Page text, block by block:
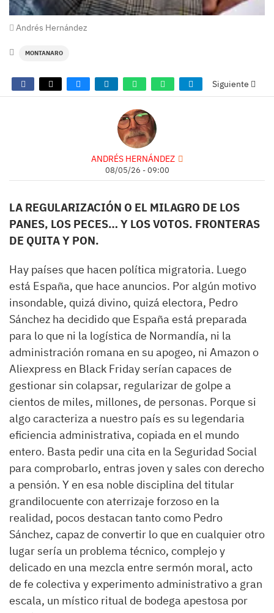
Andrés Hernández
MONTANARO
Siguiente
ANDRÉS HERNÁNDEZ
08/05/26 - 09:00
LA REGULARIZACIÓN O EL MILAGRO DE LOS
PANES, LOS PECES… Y LOS VOTOS. FRONTERAS
DE QUITA Y PON.
Hay países que hacen política migratoria. Luego
está España, que hace anuncios. Por algún motivo
insondable, quizá divino, quizá electora, Pedro
Sánchez ha decidido que España está preparada
para lo que ni la logística de Normandía, ni la
administración romana en su apogeo, ni Amazon o
Aliexpress en Black Friday serían capaces de
gestionar sin colapsar, regularizar de golpe a
cientos de miles, millones, de personas. Porque si
algo caracteriza a nuestro país es su legendaria
eficiencia administrativa, copiada en el mundo
entero. Basta pedir una cita en la Seguridad Social
para comprobarlo, entras joven y sales con derecho
a pensión. Y en esa noble disciplina del titular
grandilocuente con aterrizaje forzoso en la
realidad, pocos destacan tanto como Pedro
Sánchez, capaz de convertir lo que en cualquier otro
lugar sería un problema técnico, complejo y
delicado en una mezcla entre sermón moral, acto
de fe colectiva y experimento administrativo a gran
escala, un místico ritual de bodega apestosa por